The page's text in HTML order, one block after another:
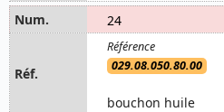
24
029.08.050.80.00
bouchon huile